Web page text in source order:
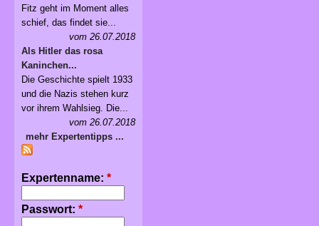
Fitz geht im Moment alles
schief, das findet sie...
vom 26.07.2018
Als Hitler das rosa
Kaninchen...
Die Geschichte spielt 1933
und die Nazis stehen kurz
vor ihrem Wahlsieg. Die...
vom 26.07.2018
mehr Expertentipps ...
Expertenname: *
Passwort: *